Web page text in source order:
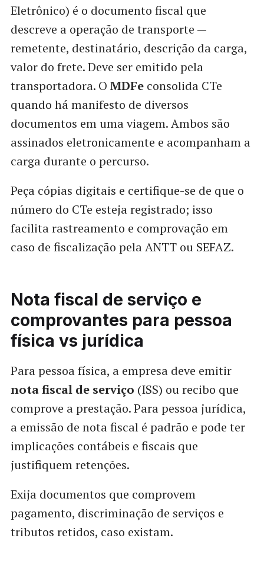
Eletrônico) é o documento fiscal que
descreve a operação de transporte —
remetente, destinatário, descrição da carga,
valor do frete. Deve ser emitido pela
transportadora. O MDFeconsolida CTe
quando há manifesto de diversos
documentos em uma viagem. Ambos são
assinados eletronicamente e acompanham a
carga durante o percurso.
Peça cópias digitais e certifique-se de que o
número do CTe esteja registrado; isso
facilita rastreamento e comprovação em
caso de fiscalização pela ANTT ou SEFAZ.
Nota fiscal de serviço e
comprovantes para pessoa
física vs jurídica
Para pessoa física, a empresa deve emitir
nota fiscal de serviço (ISS) ou recibo que
comprove a prestação. Para pessoa jurídica,
a emissão de nota fiscal é padrão e pode ter
implicações contábeis e fiscais que
justifiquem retenções.
Exija documentos que comprovem
pagamento, discriminação de serviços e
tributos retidos, caso existam.